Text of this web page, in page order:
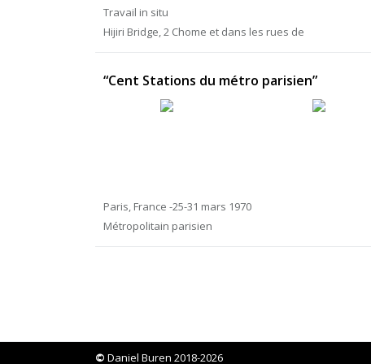
Travail in situ
Hijiri Bridge, 2 Chome et dans les rues de
“Cent Stations du métro parisien”
Paris, France -25-31 mars 1970
Métropolitain parisien
© Daniel Buren 2018-2026